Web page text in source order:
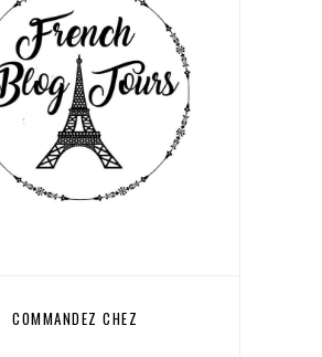
COMMANDEZ CHEZ